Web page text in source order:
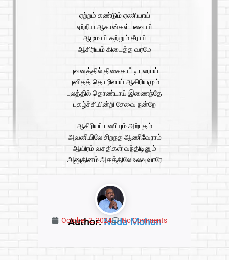
ஏற்றம் கண்டும் ஏணியாய்
ஏற்றிய ஆசான்கள் பலவாய்
ஆழமாய் கற்றும் சீராய்
ஆசிரியம் கிடைத்த வரமே
புவனத்தில் திசைகாட்டி பலராய்
புனிதத் தொழிலாய் ஆசிரியமும்
புலத்தில் தொண்டாய் இணைந்தே
புகழ்ச்சியின்றி சேவை நன்றே
ஆசிரியப் பணியும் அற்புதம்
அவனியிலே சிறநத ஆணிவேராம்
ஆயிரம் வசதிகள் வந்திடினும்
அனுதினம் அகத்திலே உலவுவாரே
Author:Nada Mohan
October 2, 2024 No Comments